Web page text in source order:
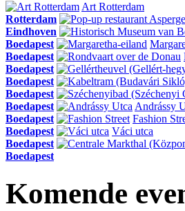
Art Rotterdam
Rotterdam
Eindhoven
Boedapest
Boedapest
Boedapest
Boedapest
Boedapest
Boedapest
Andrássy
Boedapest
Fashion
Boedapest
Váci utca
Boedapest
Boedapest
Komende